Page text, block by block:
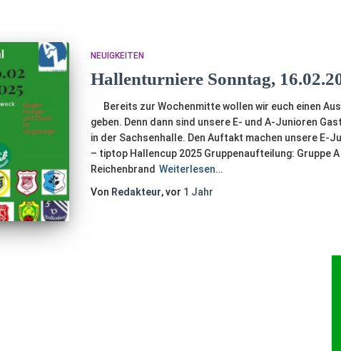
NEUIGKEITEN
Hallenturniere Sonntag,
Bereits zur Wochenmitte wollen wir euch einen
geben. Denn dann sind unsere E- und A-Junioren
in der Sachsenhalle. Den Auftakt machen unsere E-
– tiptop Hallencup 2025 Gruppenaufteilung: Gruppe A
Reichenbrand Weiterlesen…
Von Redakteur, vor 1 Jahr